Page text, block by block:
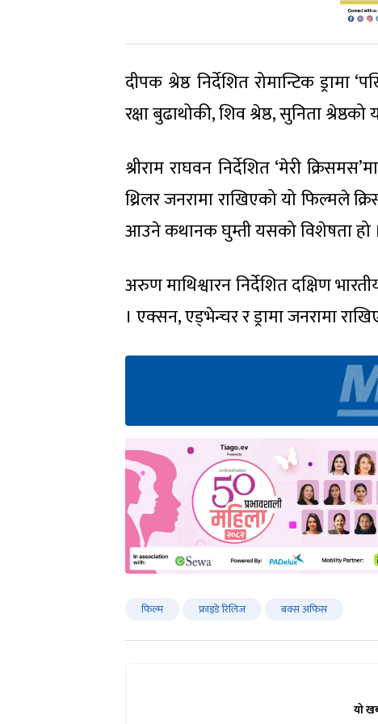
दीपक श्रेष्ठ निर्देशित रोमान्टिक ड्रामा
रक्षा बुढाथोकी, शिव श्रेष्ठ, सुनिता
श्रीराम राघवन निर्देशित ‘मेरी
थ्रिलर जनरामा राखिएको यो फिल्मले
आउने कथानक घुम्ती यसको विशेषता हो ।
अरुण माथिश्वारन निर्देशित दक्षिण
। एक्सन, एड्भेन्चर र ड्रामा जनरामा
फिल्म फ्राइडे रिलिज बक्स अफिस
यो